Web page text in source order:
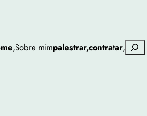
,Sobre mimpalestrar,contratar,